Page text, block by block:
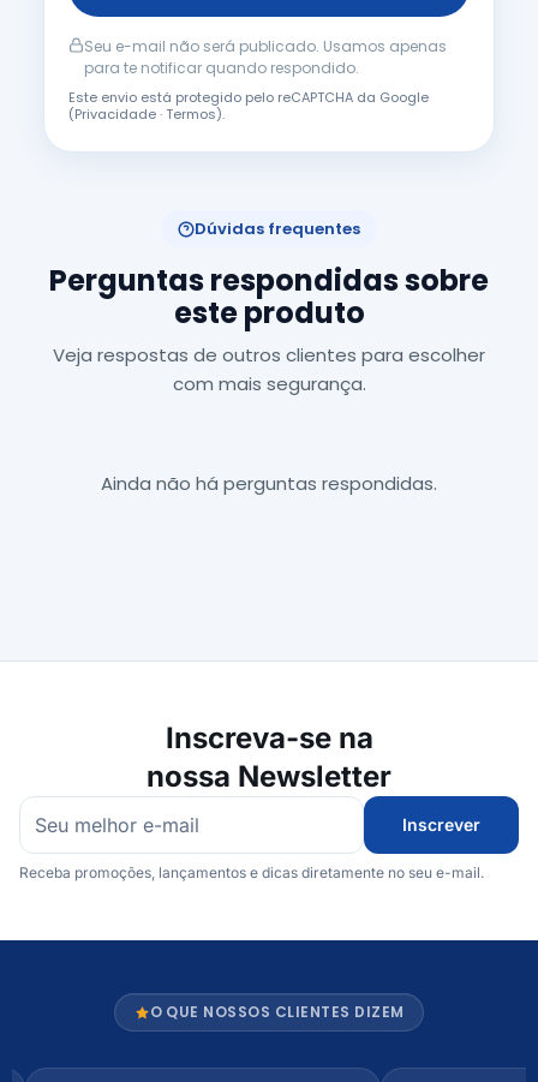
Seu e-mail não será publicado. Usamos apenas
para te notificar quando respondido.
Este envio está protegido pelo reCAPTCHA da Google
(Privacidade·Termos).
Dúvidas frequentes
Perguntas respondidas sobre
este produto
Veja respostas de outros clientes para escolher
com mais segurança.
Ainda não há perguntas respondidas.
Inscreva-se na
nossa Newsletter
Inscrever
Receba promoções, lançamentos e dicas diretamente no seu e-mail.
O QUE NOSSOS CLIENTES DIZEM